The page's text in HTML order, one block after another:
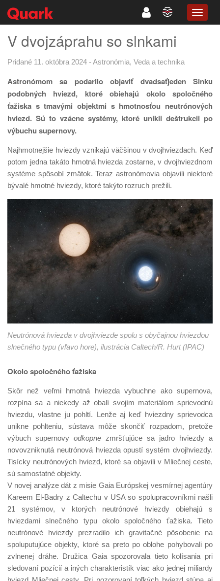
V dvojzáprahu so slnkami
Pridané 11. októbra 2024 -Astronómia, Veda a technika
Astronómom sa podarilo objaviť dvadsaťjeden Slnku
podobných hviezd, ktoré obiehajú okolo spoločného
ťažiska s tmavými objektmi s hmotnosťou neutrónových
hviezd. Sú to vzácne systémy, ktoré unikli deštrukcii po
výbuchu supernovy.
Najhmotnejšie hviezdy vznikajú väčšinou v dvojhviezdach. Keď
potom jedna takáto hmotná hviezda zostarne, v dvojhviezdnom
systéme spôsobí zmätok. Teraz astronómovia objavili niektoré
bývalé hmotné hviezdy, ktoré takýto rozruch prežili.
Neutrónová hviezda v dvojhviezde spolu s obyčajnou hviezdou
slnečného typu (vľavo hore), ilustrácia Caltech/R. Hurt (IPAC)
Okolo spoločného ťažiska
Skôr než veľmi hmotná hviezda vybuchne ako supernova,
rozpína sa a niekedy až obalí svojím materiálom sprievodnú
hviezdu, vlastne ju pohltí. Lenže aj keď hviezdny sprievodca
unikne pohlteniu, sústava môže skončiť rozpadom, pretože
výbuch supernovy odkopne zmršťujúce sa jadro hviezdy a
novovzniknutá neutrónová hviezda opustí systém dvojhviezdy.
Tisícky neutrónových hviezd, ktoré sa objavili v Mliečnej ceste,
sú samostatné objekty.
V novej analýze dát z misie Gaia Európskej vesmírnej agentúry
Kareem El-Badry z Caltechu v USA so spolupracovníkmi našli
21 systémov, v ktorých neutrónové hviezdy obiehajú s
hviezdami slnečného typu okolo spoločného ťažiska. Tieto
neutrónové hviezdy prezradilo ich gravitačné pôsobenie na
spoluputujúce objekty, ktoré sa preto po oblohe pohybovali po
zvlnenej dráhe. Družica Gaia spozorovala tieto kolísania pri
sledovaní pozícií a iných charakteristík viac ako jednej miliardy